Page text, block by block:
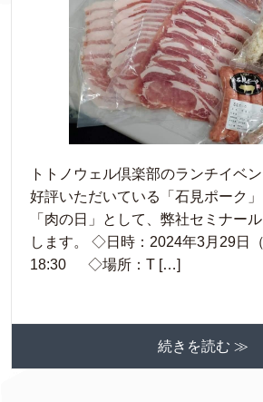
トトノウェル倶楽部のランチイベ
好評いただいている「石見ポーク
「肉の日」として、弊社セミナー
します。 ◇日時：2024年3月29日
18:30 ◇場所：T […]
続きを読む ≫